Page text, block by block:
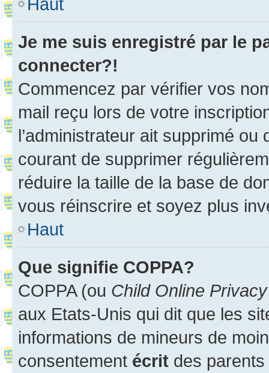
Je me suis enregistré par le
connecter?!
Commencez par vérifier vos
mail reçu lors de votre
l’administrateur ait supprimé
courant de supprimer
réduire la taille de la base de
vous réinscrire et soyez plus
Haut
Que signifie COPPA?
COPPA (ou Child Online
aux Etats-Unis qui dit que les
informations de mineurs de
consentement écrit des parents